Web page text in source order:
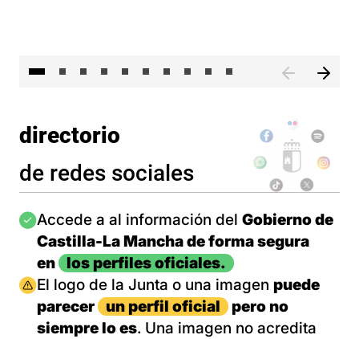
directorio
de redes sociales
Imagen
Accede a al información del Gobierno de
Castilla-La Mancha de forma segura
en
los perfiles oficiales.
Imagen
El logo de la Junta o una imagen puede
parecer
un perfil oficial
pero no
siempre lo es. Una imagen no acredita